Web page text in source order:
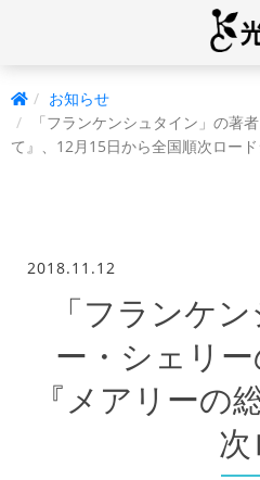
お知らせ
「フランケンシュタイン」の
て』、12月15日から全国順次ロード
2018.11.12
「フランケ
ー・シェリ
『メアリーの
次